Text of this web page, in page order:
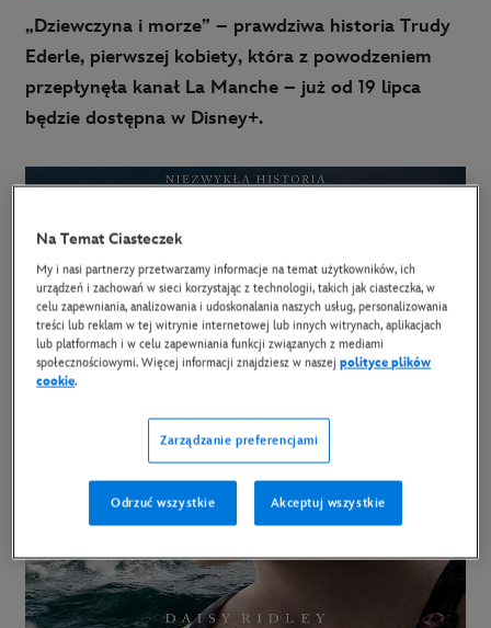
„Dziewczyna i morze” – prawdziwa historia Trudy
Ederle, pierwszej kobiety, która z powodzeniem
przepłynęła kanał La Manche – już od 19 lipca
będzie dostępna w Disney+.
Na Temat Ciasteczek
My i nasi partnerzy przetwarzamy informacje na temat użytkowników, ich
urządzeń i zachowań w sieci korzystając z technologii, takich jak ciasteczka, w
celu zapewniania, analizowania i udoskonalania naszych usług, personalizowania
treści lub reklam w tej witrynie internetowej lub innych witrynach, aplikacjach
lub platformach i w celu zapewniania funkcji związanych z mediami
społecznościowymi. Więcej informacji znajdziesz w naszejpolityce plików
cookie.
Zarządzanie preferencjami
Odrzuć wszystkie Akceptuj wszystkie